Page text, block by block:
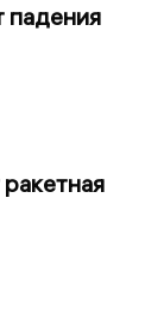
падения